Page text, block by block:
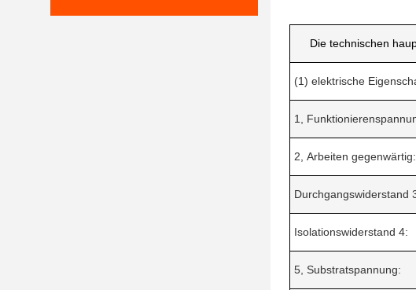
Die technischen
(1) elektrische
1,
2, Arbeiten gegenwärtig:
Durchgangswiderstand
Isolationswiderstand 4:
5, Substratspannung: